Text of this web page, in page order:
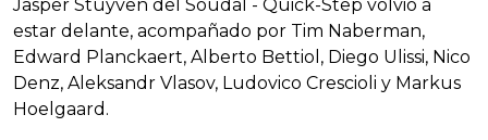
Jasper Stuyven del Soudal - Quick-Step volvió a
estar delante, acompañado por Tim Naberman,
Edward Planckaert, Alberto Bettiol, Diego Ulissi, Nico
Denz, Aleksandr Vlasov, Ludovico Crescioli y Markus
Hoelgaard.